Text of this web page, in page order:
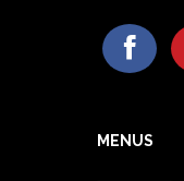
MENUS